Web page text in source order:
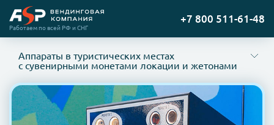
Перейти
на
Работаем по всей РФ и СНГ
+7 800 511-61-48
Аппараты в туристических местах
с сувенирными монетами локации и жетонами
Преимущества вендинговых аппаратов для продажи
сувенирных монет и жетонов
Особенности оборудования
сувенирными монетами?
Преимущества вендинговых аппаратов для продажи
сувенирных монет и жетонов